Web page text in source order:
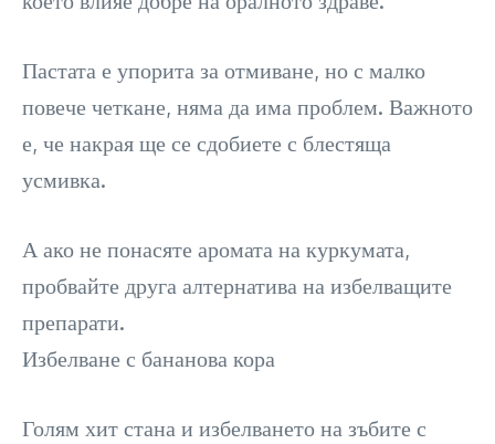
Пастата е упорита за отмиване, но с малко
повече четкане, няма да има проблем. Важното
е, че накрая ще се сдобиете с блестяща
усмивка.
А ако не понасяте аромата на куркумата,
пробвайте друга алтернатива на избелващите
препарати.
Избелване с бананова кора
Голям хит стана и избелването на зъбите с